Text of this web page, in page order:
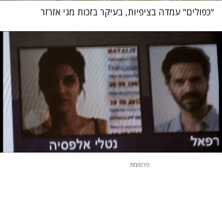
"כפולים" עמדה בציפיות, בעיקר בזכות מגי אזרזר
פרסומת